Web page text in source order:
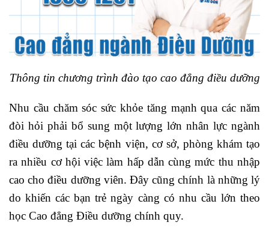
Thông tin chương trình đào tạo cao đẳng điều dưỡng
Nhu cầu chăm sóc sức khỏe tăng mạnh qua các năm
đòi hỏi phải bổ sung một lượng lớn nhân lực ngành
điều dưỡng tại các bệnh viện, cơ sở, phòng khám tạo
ra nhiều cơ hội việc làm hấp dẫn cùng mức thu nhập
cao cho điều dưỡng viên. Đây cũng chính là những lý
do khiến các bạn trẻ ngày càng có nhu cầu lớn theo
học Cao đẳng Điều dưỡng chính quy.